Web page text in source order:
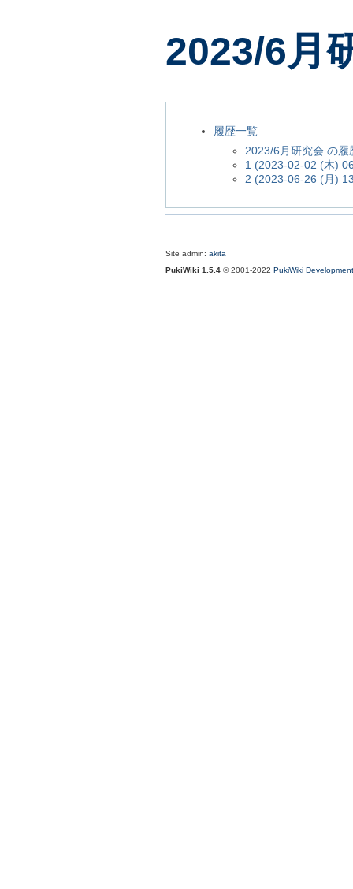
2023/6月
履歴一覧
2023/6月研究会 の履
1 (2023-02-02 (木)
2 (2023-06-26 (月)
Site admin: akita
PukiWiki 1.5.4 © 2001-2022 PukiWiki